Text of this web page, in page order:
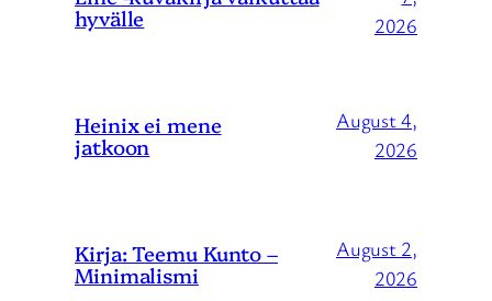
hyvälle
2026
Heinix ei mene
jatkoon
August 4,
2026
Kirja: Teemu Kunto –
Minimalismi
August 2,
2026